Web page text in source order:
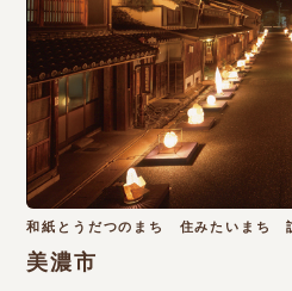
和紙とうだつのまち 住みたいまち
美濃市